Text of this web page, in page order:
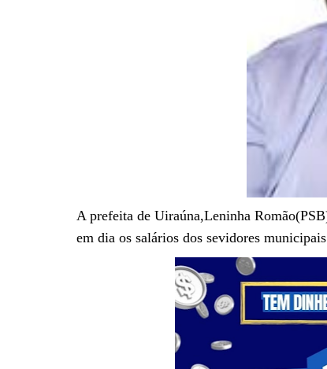
A prefeita de Uiraúna,Leninha
em dia os salários dos sevidores